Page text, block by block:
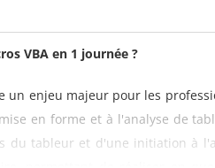
VBA en 1 journée ?
enjeu majeur pour les
en forme et à l'analyse de
du tableur et d'une initiation à